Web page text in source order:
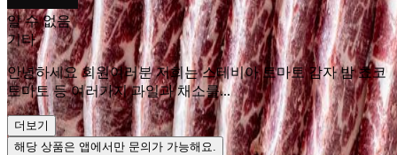
알 수 없음
기타
안녕하세요 회원여러분 저희는 스테비아 토마토 감자 밤 쵸코
토마토 등 여러가지 과일과 채소를...
더보기
해당 상품은 앱에서만 문의가 가능해요.